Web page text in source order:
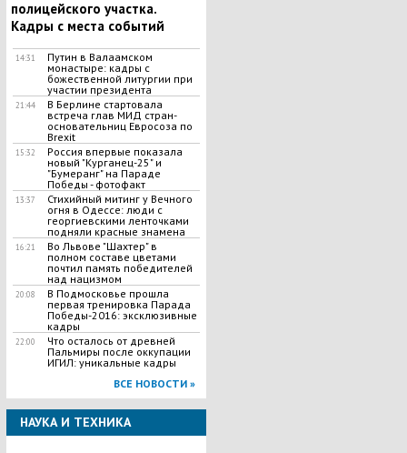
полицейского участка.
Кадры с места событий
14:31
Путин в Валаамском
монастыре: кадры с
божественной литургии при
участии президента
21:44
В Берлине стартовала
встреча глав МИД стран-
основательниц Евросоза по
Brexit
15:32
Россия впервые показала
новый "Курганец-25" и
"Бумеранг" на Параде
Победы - фотофакт
13:37
Стихийный митинг у Вечного
огня в Одессе: люди с
георгиевскими ленточками
подняли красные знамена
16:21
Во Львове "Шахтер" в
полном составе цветами
почтил память победителей
над нацизмом
20:08
В Подмосковье прошла
первая тренировка Парада
Победы-2016: эксклюзивные
кадры
22:00
Что осталось от древней
Пальмиры после оккупации
ИГИЛ: уникальные кадры
ВСЕ НОВОСТИ »
НАУКА И ТЕХНИКА